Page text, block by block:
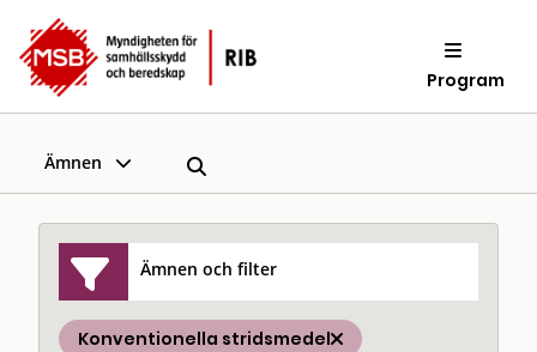
Program
Ämnen
Ämnen och filter
Konventionella stridsmedel